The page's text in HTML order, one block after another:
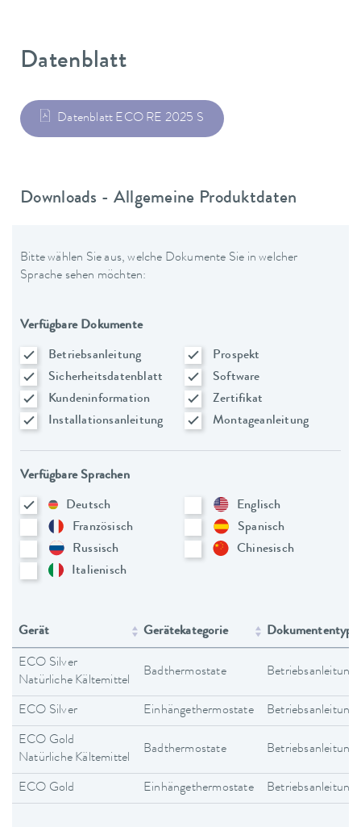
Datenblatt
Datenblatt ECO RE 2025 S
Downloads - Allgemeine Produktdaten
Bitte wählen Sie aus, welche Dokumente Sie in welcher
Sprache sehen möchten:
Verfügbare Dokumente
Betriebsanleitung
Prospekt
Sicherheitsdatenblatt
Software
Kundeninformation
Zertifikat
Installationsanleitung
Montageanleitung
Verfügbare Sprachen
Deutsch
Englisch
Französisch
Spanisch
Russisch
Chinesisch
Italienisch
Gerät Gerätekategorie Dokumententyp
ECO Silver
Natürliche Kältemittel
Badthermostate Betriebsanleitung
ECO Silver Einhängethermostate Betriebsanleitung
ECO Gold
Natürliche Kältemittel
Badthermostate Betriebsanleitung
ECO Gold Einhängethermostate Betriebsanleitung